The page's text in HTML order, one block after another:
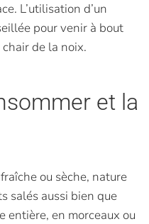
L’utilisation d’un
pour venir à bout
de la noix.
et la
ou sèche, nature
salés aussi bien que
entière, en morceaux ou